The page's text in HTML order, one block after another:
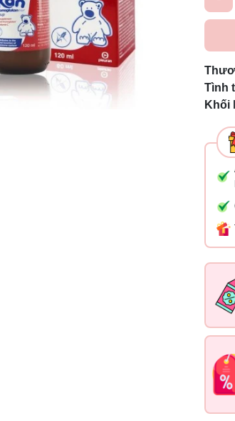
Tình
Khối